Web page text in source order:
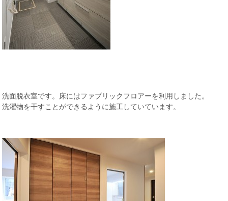
洗面脱衣室です。床にはファブリックフロアーを利用しました。
洗濯物を干すことができるように施工していています。